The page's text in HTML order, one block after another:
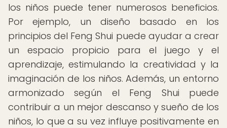
los niños puede tener numerosos beneficios.
Por ejemplo, un diseño basado en los
principios del Feng Shui puede ayudar a crear
un espacio propicio para el juego y el
aprendizaje, estimulando la creatividad y la
imaginación de los niños. Además, un entorno
armonizado según el Feng Shui puede
contribuir a un mejor descanso y sueño de los
niños, lo que a su vez influye positivamente en